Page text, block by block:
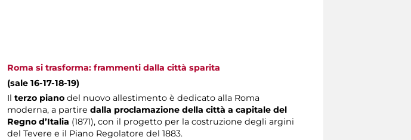
Roma si trasforma: frammenti dalla città sparita
(sale 16-17-18-19)
Ilterzo piano del nuovo allestimento è dedicato alla Roma
moderna, a partiredalla proclamazione della città a capitale del
Regno d’Italia (1871), con il progetto per la costruzione degli argini
del Tevere e il Piano Regolatore del 1883.